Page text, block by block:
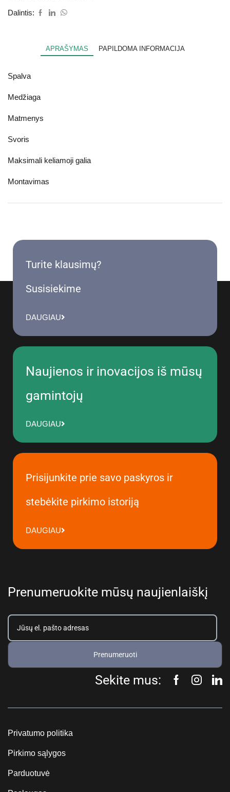
Dalintis:
APRAŠYMAS PAPILDOMA INFORMACIJA
Spalva
Medžiaga
Matmenys
Svoris
Maksimali keliamoji galia
Montavimas
Turite klausimų?
Susisiekime
DAUGIAU
Naujienos ir inovacijos iš mūsų
gamintojų
DAUGIAU
Prisijunkite prie savo paskyros ir
stebėkite pirkimo istoriją
DAUGIAU
Prenumeruokite mūsų naujienlaiškį
Prenumeruoti
Sekite mus:
Privatumo politika
Pirkimo sąlygos
Parduotuvė